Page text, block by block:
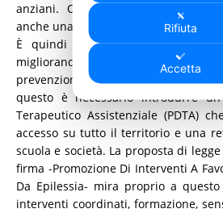
anziani. Oltre agli aspetti clinici,
anche una sfida sociale a causa di
È quindi fondamentale ridurre
migliorando la qualità della vita
prevenzione, cure adeguate e presa
questo è necessario introdurre un
Terapeutico Assistenziale (PDTA)
accesso su tutto il territorio e una
scuola e società. La proposta di
firma -Promozione Di Interventi A
Da Epilessia- mira proprio a
interventi coordinati, formazione,
Rifiuta
Accetta